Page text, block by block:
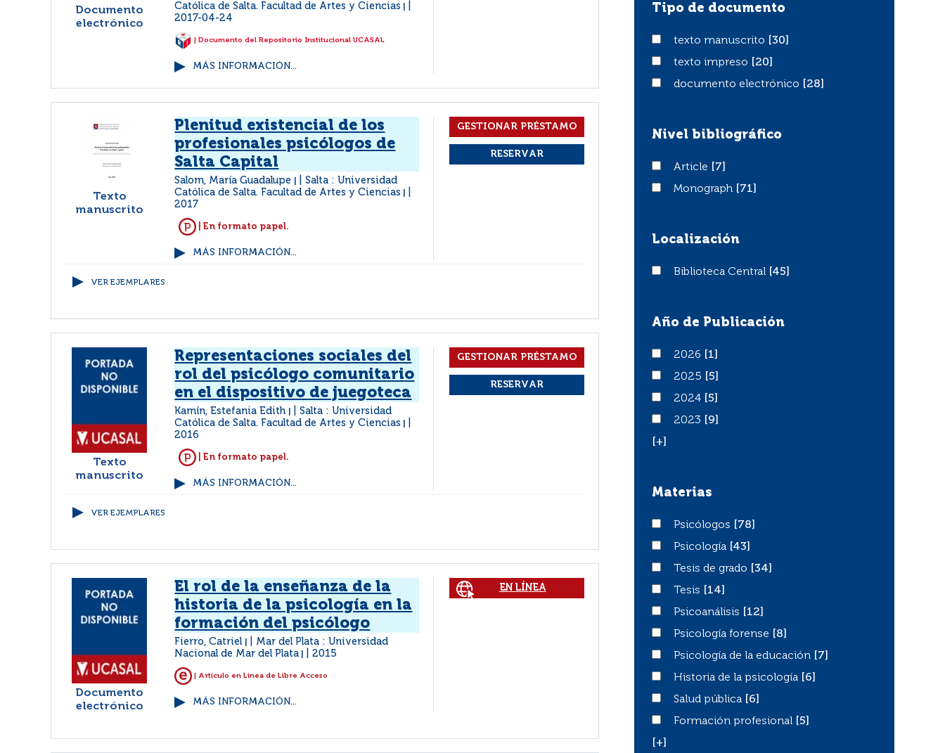
Documento
electrónico
Católica de Salta. Facultad de Artes y Ciencias
2017-04-24
| Documento del Repositorio Institucional UCASAL
MÁS INFORMACIÓN...
Texto
manuscrito
Plenitud existencial de los
profesionales psicólogos de
Salta Capital
Salom, María Guadalupe
Salta : Universidad
Católica de Salta. Facultad de Artes y Ciencias
2017
| En formato papel.
MÁS INFORMACIÓN...
VER EJEMPLARES
Texto
manuscrito
Representaciones sociales del
rol del psicólogo comunitario
en el dispositivo de juegoteca
Kamín, Estefania Edith
Salta : Universidad
Católica de Salta. Facultad de Artes y Ciencias
2016
| En formato papel.
MÁS INFORMACIÓN...
VER EJEMPLARES
Documento
electrónico
El rol de la enseñanza de la
historia de la psicología en la
formación del psicólogo
Fierro, Catriel
Mar del Plata : Universidad
Nacional de Mar del Plata
2015
| Artículo en Linea de Libre Acceso
MÁS INFORMACIÓN...
EN LÍNEA
Tipo de documento
texto manuscrito
texto manuscrito
[30]
texto impreso
texto impreso
[20]
documento electrónico
documento electrónico [28]
Nivel bibliográfico
ArticleArticle
[7]
Monograph
Monograph [71]
Localización
Biblioteca Central
Biblioteca Central [45]
Año de Publicación
20262026
[1]
20252025
[5]
20242024
[5]
20232023
[9]
[+]
Materias
Psicólogos
Psicólogos
[78]
Psicología
Psicología
[43]
Tesis de grado
Tesis de grado
[34]
TesisTesis
[14]
Psicoanálisis
Psicoanálisis
[12]
Psicología forense
Psicología forense
[8]
Psicología de la educación
Psicología de la educación
[7]
Historia de la psicología
Historia de la psicología
[6]
Salud pública
Salud pública
[6]
Formación profesional
Formación profesional
[5]
[+]